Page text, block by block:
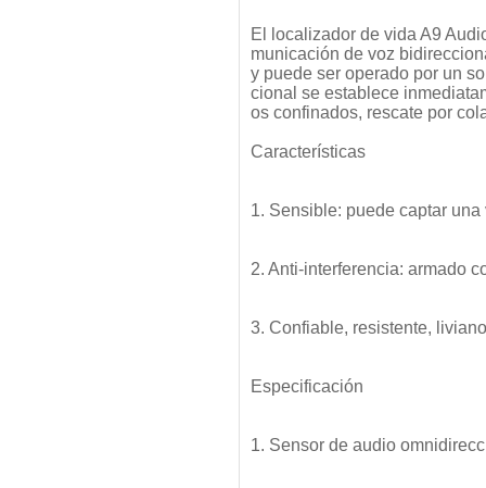
El localizador de vida A9
municación de voz
y puede ser operado por un
cional se establece
os confinados, rescate por
Características
1. Sensible: puede captar
2. Anti-interferencia: armado
3. Confiable, resistente,
Especificación
1. Sensor de audio